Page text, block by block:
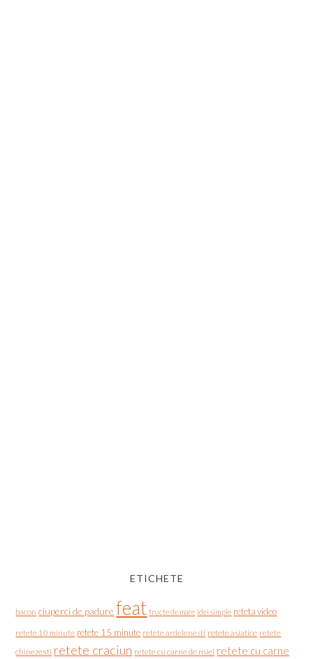
ETICHETE
bacon ciuperci de padure feat fructe de mare idei simple reteta video
retete 10 minute retete 15 minute retete ardelenesti retete asiatice retete
chinezesti retete craciun retete cu carne de miel retete cu carne